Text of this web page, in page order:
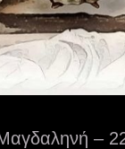
– 22